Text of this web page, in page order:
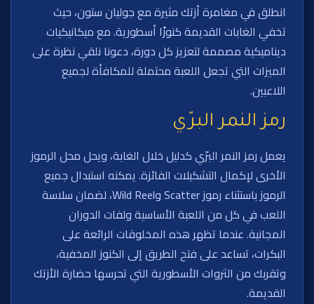
انطلق في مغامرة أزتك مثيرة مع جوليان ستون، حيث
تخفي الغابات القديمة كنوزًا أسطورية. مع ميكانيكيات
ديناميكية مصممة لتعزيز كل دورة، دعونا نلقي نظرة على
الميزات التي تجعل اللعبة محتملة للمكافأة لجميع
اللاعبين.
رمز النمر البرّي
يعمل رمز النمر البرّي كدليل خلال الغابة، ويحل محل الرموز
الأخرى لإكمال التشكيلات الفائزة. يمكنه استبدال جميع
الرموز باستثناء رموز Scatter وWild Reel، لضمان سلاسة
اللعب في كل من اللعبة الأساسية ولفات الدوران
المجانية. عندما تظهر هذه المخلوقات الرائعة على
البكرات، تساعد على فتح الطريق إلى الكنوز المخفية،
وتقربك من الثروات الأسطورية التي تحرسها حضارة الأزتك
القديمة.